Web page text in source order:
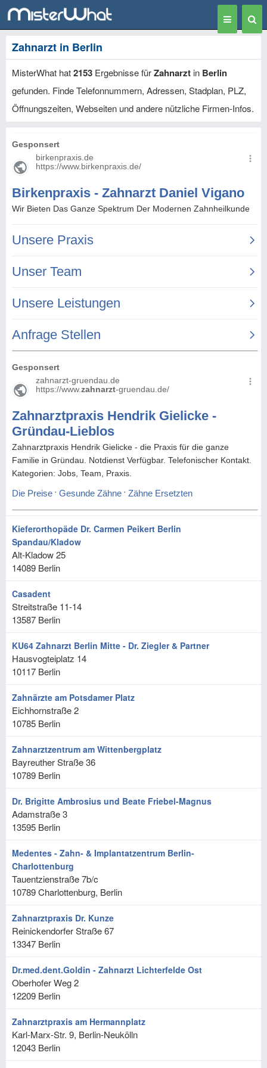
Toggle
navigation
Zahnarzt in Berlin
MisterWhat hat2153 Ergebnisse fürZahnarzt in Berlin
gefunden. Finde Telefonnummern, Adressen, Stadplan, PLZ,
Öffnungszeiten, Webseiten und andere nützliche Firmen-Infos.
Kieferorthopäde Dr. Carmen Peikert Berlin
Spandau/Kladow
Alt-Kladow 25
14089 Berlin
Casadent
Streitstraße 11-14
13587 Berlin
KU64 Zahnarzt Berlin Mitte - Dr. Ziegler & Partner
Hausvogteiplatz 14
10117 Berlin
Zahnärzte am Potsdamer Platz
Eichhornstraße 2
10785 Berlin
Zahnarztzentrum am Wittenbergplatz
Bayreuther Straße 36
10789 Berlin
Dr. Brigitte Ambrosius und Beate Friebel-Magnus
Adamstraße 3
13595 Berlin
Medentes - Zahn- & Implantatzentrum Berlin-
Charlottenburg
Tauentzienstraße 7b/c
10789Charlottenburg, Berlin
Zahnarztpraxis Dr. Kunze
Reinickendorfer Straße 67
13347 Berlin
Dr.med.dent.Goldin - Zahnarzt Lichterfelde Ost
Oberhofer Weg 2
12209 Berlin
Zahnarztpraxis am Hermannplatz
Karl-Marx-Str. 9, Berlin-Neukölln
12043 Berlin